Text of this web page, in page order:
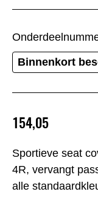
Sportieve seat
4R, vervangt
alle
154,05
Binnenkort